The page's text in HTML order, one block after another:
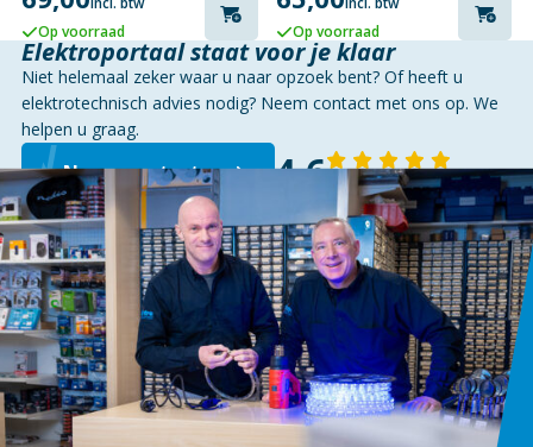
Op voorraad Op voorraad
Elektroportaal staat voor je klaar
Niet helemaal zeker waar u naar opzoek bent? Of heeft u
elektrotechnisch advies nodig? Neem contact met ons op. We
helpen u graag.
Neem contact op 4,6 143 reviews